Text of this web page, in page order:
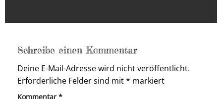
Schreibe einen Kommentar
Deine E-Mail-Adresse wird nicht veröffentlicht.
Erforderliche Felder sind mit* markiert
Kommentar *